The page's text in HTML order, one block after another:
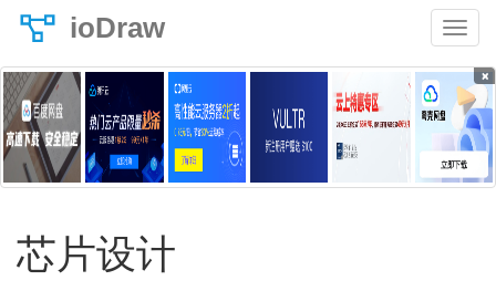
ioDraw
×
芯片设计